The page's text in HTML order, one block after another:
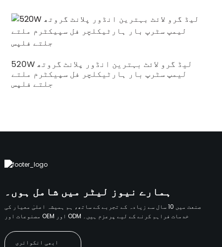
520W لیڈ گرو لائٹ بہترین انڈور پلانٹ گروتھ
لیمپ سٹرپ بار ہارٹیکلچر فل سپیکٹرم ملتے
جلتے فلپس
ہمارے نیوز لیٹر میں شامل ہوں۔
صنعت میں 10 سال سے زیادہ کے تجربے کے ساتھ، ہم ہمیشہ اعلیٰ معیار کی
مصنوعات اور OEM اور ODM خدمات فراہم کرنے کے لیے پرعزم ہیں۔
ابھی انکوائری